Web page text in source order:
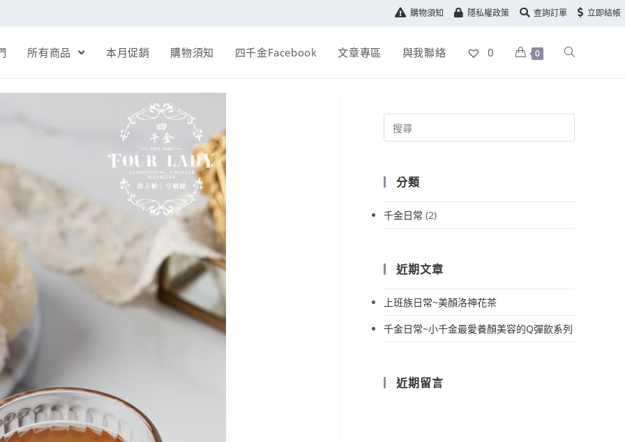
購物須知 隱私權政策 查詢訂單 立即結帳
所有商品 本月促銷 購物須知 四千金Facebook 文章專區 與我聯絡 0 0
分類
千金日常 (2)
近期文章
上班族日常~美顏洛神花茶
千金日常~小千金最愛養顏美容的Q彈飲系列
近期留言